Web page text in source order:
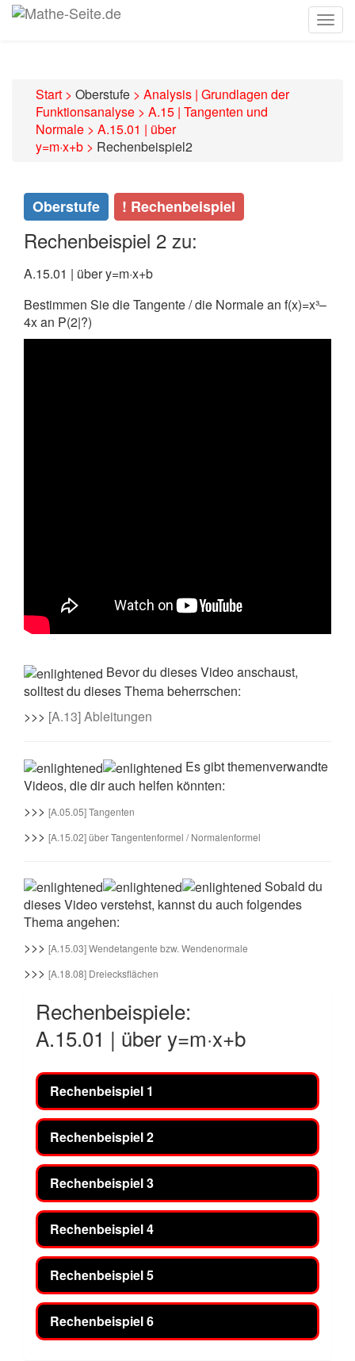
Start > Oberstufe > Analysis | Grundlagen der
Funktionsanalyse > A.15 | Tangenten und
Normale > A.15.01 | über
y=m·x+b > Rechenbeispiel2
Oberstufe ! Rechenbeispiel
Rechenbeispiel 2 zu:
A.15.01 | über y=m·x+b
Bestimmen Sie die Tangente / die Normale an f(x)=x³–
4x an P(2|?)
Bevor du dieses Video anschaust,
solltest du dieses Thema beherrschen:
>>> [A.13] Ableitungen
Es gibt themenverwandte
Videos, die dir auch helfen könnten:
>>> [A.05.05] Tangenten
>>> [A.15.02] über Tangentenformel / Normalenformel
Sobald du
dieses Video verstehst, kannst du auch folgendes
Thema angehen:
>>> [A.15.03] Wendetangente bzw. Wendenormale
>>> [A.18.08] Dreiecksflächen
Rechenbeispiele:
A.15.01 | über y=m·x+b
Rechenbeispiel 1
Rechenbeispiel 2
Rechenbeispiel 3
Rechenbeispiel 4
Rechenbeispiel 5
Rechenbeispiel 6